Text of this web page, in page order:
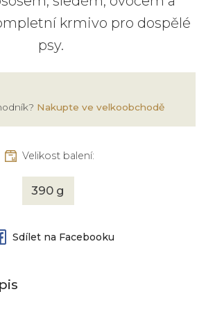
krmivo pro dospělé
psy.
Nakupte ve velkoobchodě
Velikost balení:
390 g
Sdílet na Facebooku